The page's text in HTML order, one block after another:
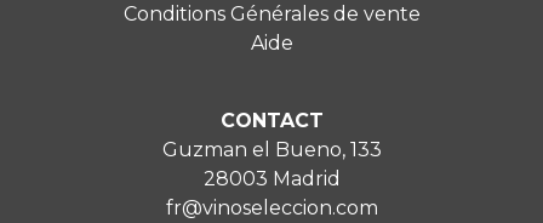
Conditions Générales de vente
Aide
CONTACT
Guzman el Bueno, 133
28003 Madrid
fr@vinoseleccion.com